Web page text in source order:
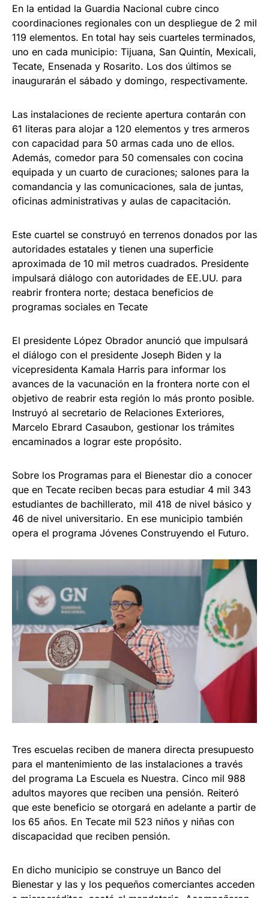
En la entidad la Guardia Nacional cubre cinco
coordinaciones regionales con un despliegue de 2 mil
119 elementos. En total hay seis cuarteles terminados,
uno en cada municipio: Tijuana, San Quintín, Mexicali,
Tecate, Ensenada y Rosarito. Los dos últimos se
inaugurarán el sábado y domingo, respectivamente.
Las instalaciones de reciente apertura contarán con
61 literas para alojar a 120 elementos y tres armeros
con capacidad para 50 armas cada uno de ellos.
Además, comedor para 50 comensales con cocina
equipada y un cuarto de curaciones; salones para la
comandancia y las comunicaciones, sala de juntas,
oficinas administrativas y aulas de capacitación.
Este cuartel se construyó en terrenos donados por las
autoridades estatales y tienen una superficie
aproximada de 10 mil metros cuadrados. Presidente
impulsará diálogo con autoridades de EE.UU. para
reabrir frontera norte; destaca beneficios de
programas sociales en Tecate
El presidente López Obrador anunció que impulsará
el diálogo con el presidente Joseph Biden y la
vicepresidenta Kamala Harris para informar los
avances de la vacunación en la frontera norte con el
objetivo de reabrir esta región lo más pronto posible.
Instruyó al secretario de Relaciones Exteriores,
Marcelo Ebrard Casaubon, gestionar los trámites
encaminados a lograr este propósito.
Sobre los Programas para el Bienestar dio a conocer
que en Tecate reciben becas para estudiar 4 mil 343
estudiantes de bachillerato, mil 418 de nivel básico y
46 de nivel universitario. En ese municipio también
opera el programa Jóvenes Construyendo el Futuro.
Tres escuelas reciben de manera directa presupuesto
para el mantenimiento de las instalaciones a través
del programa La Escuela es Nuestra. Cinco mil 988
adultos mayores que reciben una pensión. Reiteró
que este beneficio se otorgará en adelante a partir de
los 65 años. En Tecate mil 523 niños y niñas con
discapacidad que reciben pensión.
En dicho municipio se construye un Banco del
Bienestar y las y los pequeños comerciantes acceden